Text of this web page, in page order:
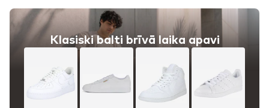
Klasiski balti brīvā laika apavi